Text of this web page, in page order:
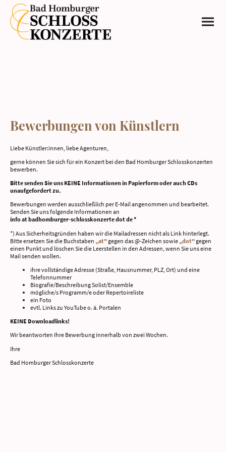
Bewerbungen von Künstlern
Liebe Künstler:innen, liebe Agenturen,
gerne können Sie sich für ein Konzert bei den Bad Homburger Schlosskonzerten
bewerben.
Bitte senden Sie uns KEINE Informationen in Papierform oder auch CDs
unaufgefordert zu.
Bewerbungen werden ausschließlich per E-Mail angenommen und bearbeitet.
Senden Sie uns folgende Informationen an
info at badhomburger-schlosskonzerte dot de *
*) Aus Sicherheitsgründen haben wir die Mailadressen nicht als Link hinterlegt.
Bitte ersetzen Sie die Buchstaben „at"gegen das @ -Zeichen sowie „dot"gegen
einen Punkt und löschen Sie die Leerstellen in den Adressen, wenn Sie uns eine
Mail senden wollen.
ihre vollständige Adresse (Straße, Hausnummer, PLZ, Ort) und eine
Telefonnummer
Biografie/Beschreibung Solist/Ensemble
mögliche/s Programm/e oder Repertoireliste
ein Foto
evtl. Links zu YouTube o. ä. Portalen
KEINE Downloadlinks!
Wir beantworten Ihre Bewerbung innerhalb von zwei Wochen.
Ihre
Bad Homburger Schlosskonzerte